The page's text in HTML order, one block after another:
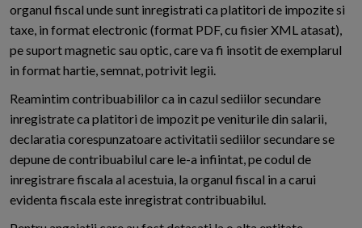
organul fiscal unde sunt inregistrati ca platitori de impozite si
taxe, in format electronic (format PDF, cu fisier XML atasat),
pe suport magnetic sau optic, care va fi insotit de exemplarul
in format hartie, semnat, potrivit legii.
Reamintim contribuabililor ca in cazul sediilor secundare
inregistrate ca platitori de impozit pe veniturile din salarii,
declaratia corespunzatoare activitatii sediilor secundare se
depune de contribuabilul care le-a infiintat, pe codul de
inregistrare fiscala al acestuia, la organul fiscal in a carui
evidenta fiscala este inregistrat contribuabilul.